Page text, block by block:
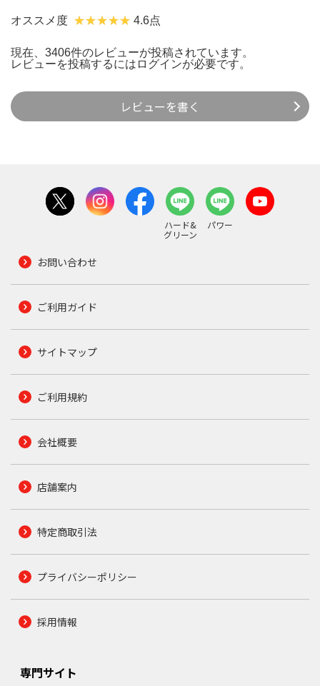
オススメ度 4.6点
現在、3406件のレビューが投稿されています。
レビューを投稿するには ログインが必要です。
レビューを書く
ハード&
グリーン
パワー
お問い合わせ
ご利用ガイド
サイトマップ
ご利用規約
会社概要
店舗案内
特定商取引法
プライバシーポリシー
採用情報
専門サイト